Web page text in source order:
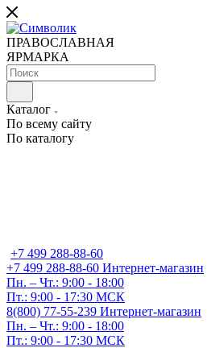
ПРАВОСЛАВНАЯ
ЯРМАРКА
Каталог
По всему сайту
По каталогу
+7 499 288-88-60
+7 499 288-88-60 Интернет-магазин
Пн. – Чт.: 9:00 - 18:00
Пт.: 9:00 - 17:30 МСК
8(800) 77-55-239 Интернет-магазин
Пн. – Чт.: 9:00 - 18:00
Пт.: 9:00 - 17:30 МСК